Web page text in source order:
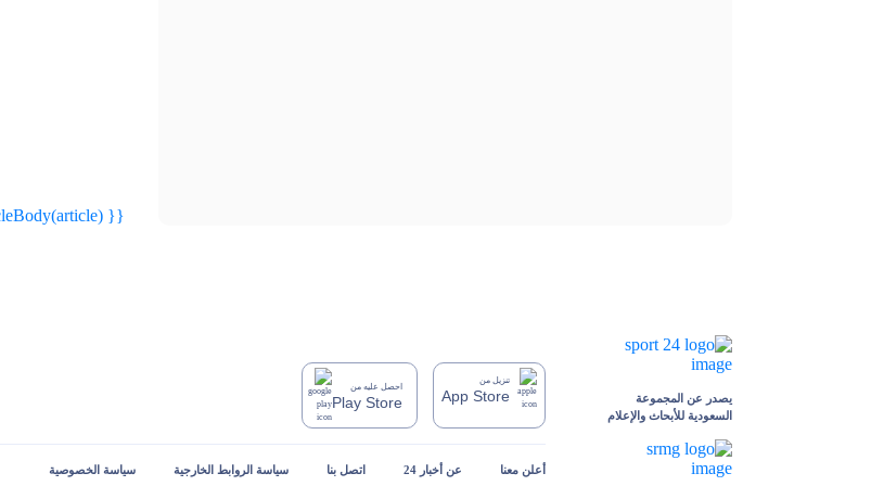
{{ articleBody(article) }}
يصدر عن المجموعة
السعودية للأبحاث والإعلام
تنزيل من
App Store
احصل عليه من
Play Store
أعلن معنا عن أخبار 24 اتصل بنا سياسة الروابط الخارجية سياسة الخصوصية